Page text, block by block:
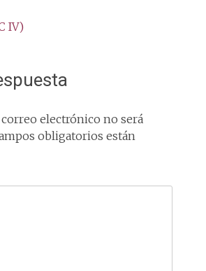
IV)
electrónico no será
obligatorios están